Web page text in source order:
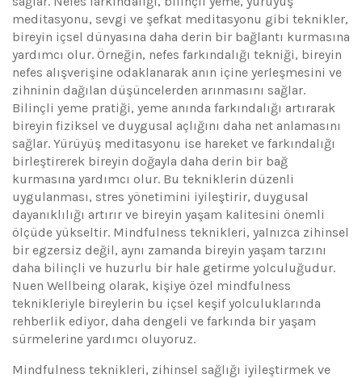
meditasyonu, sevgi ve şefkat meditasyonu gibi teknikler,
bireyin içsel dünyasına daha derin bir bağlantı kurmasına
yardımcı olur. Örneğin, nefes farkındalığı tekniği, bireyin
nefes alışverişine odaklanarak anın içine yerleşmesini ve
zihninin dağılan düşüncelerden arınmasını sağlar.
Bilinçli yeme pratiği, yeme anında farkındalığı artırarak
bireyin fiziksel ve duygusal açlığını daha net anlamasını
sağlar. Yürüyüş meditasyonu ise hareket ve farkındalığı
birleştirerek bireyin doğayla daha derin bir bağ
kurmasına yardımcı olur. Bu tekniklerin düzenli
uygulanması, stres yönetimini iyileştirir, duygusal
dayanıklılığı artırır ve bireyin yaşam kalitesini önemli
ölçüde yükseltir. Mindfulness teknikleri, yalnızca zihinsel
bir egzersiz değil, aynı zamanda bireyin yaşam tarzını
daha bilinçli ve huzurlu bir hale getirme yolculuğudur.
Nuen Wellbeing olarak, kişiye özel mindfulness
teknikleriyle bireylerin bu içsel keşif yolculuklarında
rehberlik ediyor, daha dengeli ve farkında bir yaşam
sürmelerine yardımcı oluyoruz.
Mindfulness teknikleri, zihinsel sağlığı iyileştirmek ve